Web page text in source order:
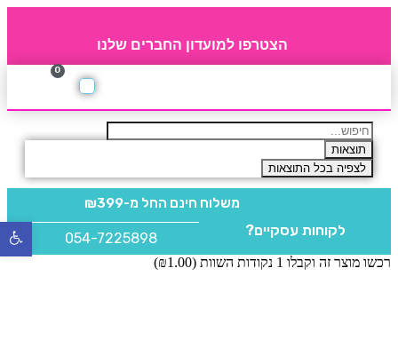
הצטרפו למועדון החברים שלנו
0
תוצאות
לצפיה בכל התוצאות
משלוח חינם החל מ-₪399
לקוחות עסקיים? 054-7225898
רכשו מוצר זה וקבלו 1 נקודות השוות ( ₪1.00
)
פתח